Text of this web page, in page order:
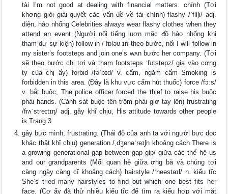
tài I’m not good at dealing with financial matters. chính (Tơi
khơng giỏi giải quyết các vấn đề về tài chính) flashy /ˈflỉʃi/ adj.
diện, hào nhống Celebrities always wear flashy clothes when they
attend an event (Người nổi tiếng luơn mặc đồ hào nhống khi
tham dự sự kiện) follow in /ˈfɒləʊ ɪn theo bước, nối I will follow in
my sister’s footsteps and join one’s wʌn bước her company. (Tơi
sẽ theo bước chị tơi và tham footsteps ˈfʊtstepz/ gia vào cơng
ty của chị ấy) forbid /fəˈbɪd/ v. cấm, ngăm cấm Smoking is
forbidden in this area. (Đây là khu vực cấm hút thuốc) force /fɔːs/
v. bắt buộc, The police officer forced the thief to raise his buộc
phải hands. (Cảnh sát buộc tên trộm phải giơ tay lên) frustrating
/frʌˈstreɪtɪŋ/ adj. gây khĩ chịu, His attitude towards other people
is Trang 3
gây bực mình, frustrating. (Thái độ của anh ta với người bực dọc
khác thật khĩ chịu) generation /ˌdʒenəˈreɪʃn khoảng cách There is
a growing generational gap between gap ɡỉp/ giữa các thế hệ us
and our grandparents (Mối quan hệ giữa ơng bà và chúng tơi
càng ngày càng cĩ khoảng cách) hairstyle /ˈheəstaɪl/ n. kiểu tĩc
She’s tried many hairstyles to find out which one best fits her
face. (Cơ ấy đã thử nhiều kiểu tĩc để tìm ra kiểu hợp với mặt